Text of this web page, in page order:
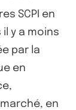
SCPI en
y a moins
par la
en
en